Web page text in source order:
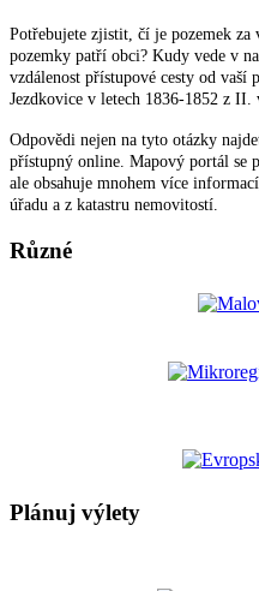
Potřebujete zjistit, čí je pozemek
pozemky patří obci? Kudy vede v
vzdálenost přístupové cesty od vaší
Jezdkovice v letech 1836-1852 z II.
Odpovědi nejen na tyto otázky
přístupný online. Mapový portál se
ale obsahuje mnohem více
úřadu a z katastru nemovitostí.
Různé
Plánuj výlety